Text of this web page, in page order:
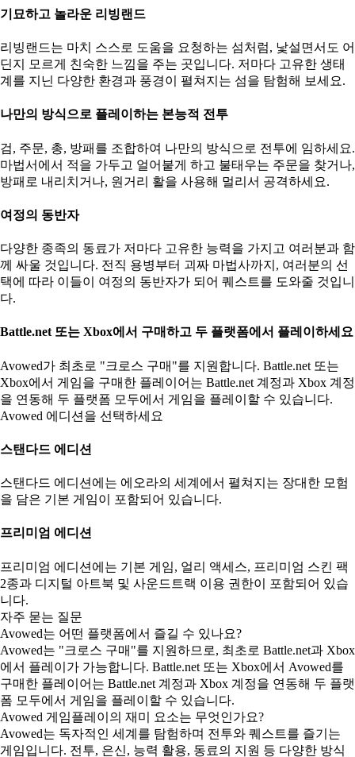
기묘하고 놀라운 리빙랜드
리빙랜드는 마치 스스로 도움을 요청하는 섬처럼, 낯설면서도 어
딘지 모르게 친숙한 느낌을 주는 곳입니다. 저마다 고유한 생태
계를 지닌 다양한 환경과 풍경이 펼쳐지는 섬을 탐험해 보세요.
나만의 방식으로 플레이하는 본능적 전투
검, 주문, 총, 방패를 조합하여 나만의 방식으로 전투에 임하세요.
마법서에서 적을 가두고 얼어붙게 하고 불태우는 주문을 찾거나,
방패로 내리치거나, 원거리 활을 사용해 멀리서 공격하세요.
여정의 동반자
다양한 종족의 동료가 저마다 고유한 능력을 가지고 여러분과 함
께 싸울 것입니다. 전직 용병부터 괴짜 마법사까지, 여러분의 선
택에 따라 이들이 여정의 동반자가 되어 퀘스트를 도와줄 것입니
다.
Battle.net 또는 Xbox에서 구매하고 두 플랫폼에서 플레이하세요
Avowed가 최초로 "크로스 구매"를 지원합니다. Battle.net 또는
Xbox에서 게임을 구매한 플레이어는 Battle.net 계정과 Xbox 계정
을 연동해 두 플랫폼 모두에서 게임을 플레이할 수 있습니다.
Avowed 에디션을 선택하세요
스탠다드 에디션
스탠다드 에디션에는 에오라의 세계에서 펼쳐지는 장대한 모험
을 담은 기본 게임이 포함되어 있습니다.
프리미엄 에디션
프리미엄 에디션에는 기본 게임, 얼리 액세스, 프리미엄 스킨 팩
2종과 디지털 아트북 및 사운드트랙 이용 권한이 포함되어 있습
니다.
자주 묻는 질문
Avowed는 어떤 플랫폼에서 즐길 수 있나요?
Avowed는 "크로스 구매"를 지원하므로, 최초로 Battle.net과 Xbox
에서 플레이가 가능합니다. Battle.net 또는 Xbox에서 Avowed를
구매한 플레이어는 Battle.net 계정과 Xbox 계정을 연동해 두 플랫
폼 모두에서 게임을 플레이할 수 있습니다.
Avowed 게임플레이의 재미 요소는 무엇인가요?
Avowed는 독자적인 세계를 탐험하며 전투와 퀘스트를 즐기는
게임입니다. 전투, 은신, 능력 활용, 동료의 지원 등 다양한 방식